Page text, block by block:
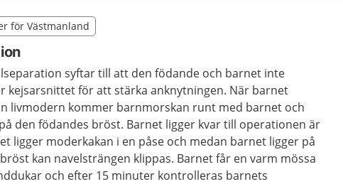
region Västmanland
för Västmanland
syftar till att den födande och barnet inte
kejsarsnittet för att stärka anknytningen. När barnet
livmodern kommer barnmorskan runt med barnet och
den födandes bröst. Barnet ligger kvar till operationen är
ligger moderkakan i en påse och medan barnet ligger på
kan navelsträngen klippas. Barnet får en varm mössa
och efter 15 minuter kontrolleras barnets
tillägget från region Västmanland